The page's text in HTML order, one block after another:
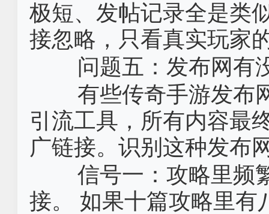
极短、发帖记录全是类
接忽略，只看真实玩家
问题五：发布网有
有些‌传奇手游发布
引流工具，所有内容最
广链接。识别这种发布
信号一：攻略里频
接。‌ 如果十篇攻略里有